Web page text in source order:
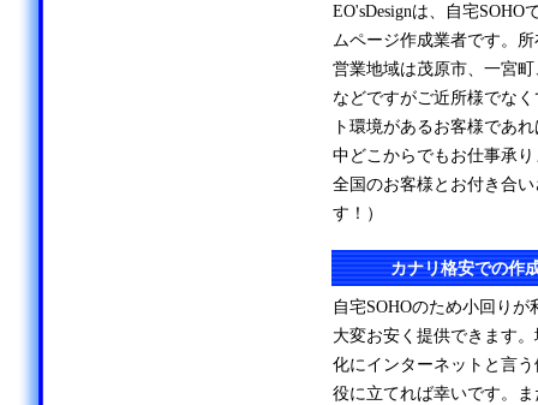
EO'sDesignは、自宅SOHO
ムページ作成業者です。
営業地域は茂原市、一宮
などですがご近所様でな
ト環境があるお客様であ
中どこからでもお仕事承
全国のお客様とお付き合
す！）
カナリ格安での作
自宅SOHOのため小回り
大変お安く提供できます
化にインターネットと言
役に立てれば幸いです。